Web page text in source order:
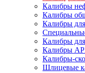
Калибры
Калибры
Калибры
Калибры
Калибры
Калибры-
Шлицевые